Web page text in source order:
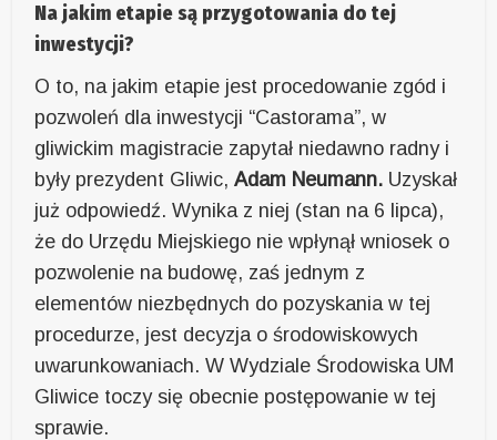
Na jakim etapie są przygotowania do tej
inwestycji?
O to, na jakim etapie jest procedowanie zgód i
pozwoleń dla inwestycji “Castorama”, w
gliwickim magistracie zapytał niedawno radny i
były prezydent Gliwic,Adam Neumann. Uzyskał
już odpowiedź. Wynika z niej (stan na 6 lipca),
że do Urzędu Miejskiego nie wpłynął wniosek o
pozwolenie na budowę, zaś jednym z
elementów niezbędnych do pozyskania w tej
procedurze, jest decyzja o środowiskowych
uwarunkowaniach. W Wydziale Środowiska UM
Gliwice toczy się obecnie postępowanie w tej
sprawie.